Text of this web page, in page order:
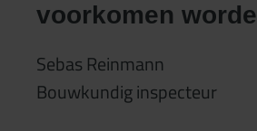
voorkomen
Sebas Reinmann
Bouwkundig inspecteur